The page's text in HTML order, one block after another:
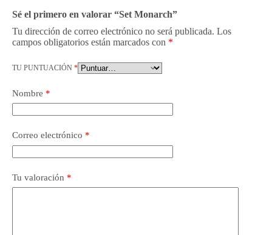
Sé el primero en valorar “Set Monarch”
Tu dirección de correo electrónico no será publicada. Los
campos obligatorios están marcados con *
TU PUNTUACIÓN *
Nombre *
Correo electrónico *
Tu valoración *